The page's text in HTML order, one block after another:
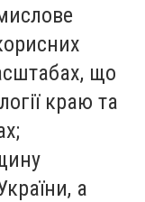
що
краю та
а